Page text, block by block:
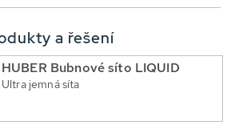
a řešení
HUBER Bubnové síto LIQUID
Ultra jemná síta